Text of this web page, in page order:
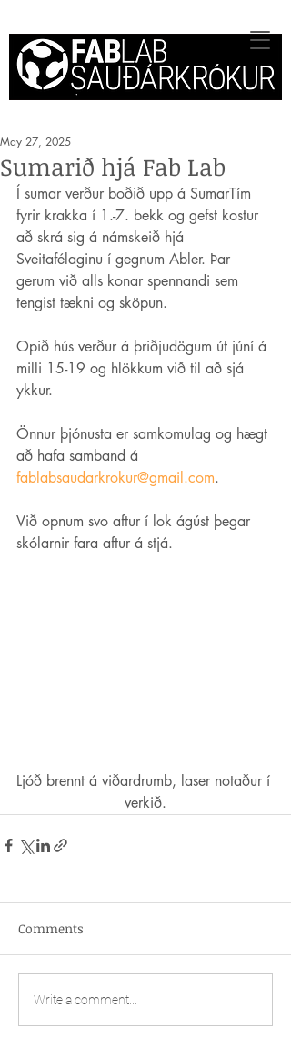
Sumarið hjá Fab Lab
May 27, 2025
Í sumar verður boðið upp á SumarTím
fyrir krakka í 1.-7. bekk og gefst kostur
að skrá sig á námskeið hjá
Sveitafélaginu í gegnum Abler. Þar
gerum við alls konar spennandi sem
tengist tækni og sköpun.
Opið hús verður á þriðjudögum út júní á
milli 15-19 og hlökkum við til að sjá
ykkur.
Önnur þjónusta er samkomulag og hægt
að hafa samband á
fablabsaudarkrokur@gmail.com.
Við opnum svo aftur í lok ágúst þegar
skólarnir fara aftur á stjá.
Ljóð brennt á viðardrumb, laser notaður í
verkið.
Comments
Write a comment...